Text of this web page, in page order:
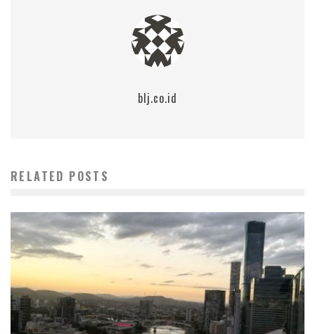
blj.co.id
RELATED POSTS